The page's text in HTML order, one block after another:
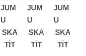
JUM
U
SKA
TĪT
JUM
U
SKA
TĪT
JUM
U
SKA
TĪT